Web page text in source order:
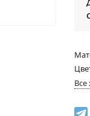
Все